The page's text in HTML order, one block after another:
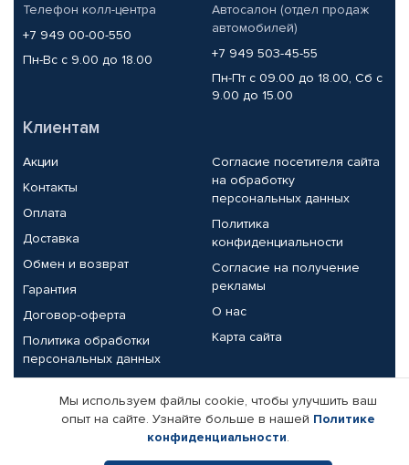
Телефон колл-центра
+7 949 00-00-550
Пн-Вс с 9.00 до 18.00
Автосалон (отдел продаж
автомобилей)
+7 949 503-45-55
Пн-Пт с 09.00 до 18.00, Сб с
9.00 до 15.00
Клиентам
Акции
Контакты
Оплата
Доставка
Обмен и возврат
Гарантия
Договор-оферта
Политика обработки
персональных данных
Согласие посетителя сайта
на обработку
персональных данных
Политика
конфиденциальности
Согласие на получение
рекламы
О нас
Карта сайта
Партнерам
Корпоративным клиентам
Поставщикам
Реквизиты компании
Мы используем файлы cookie, чтобы улучшить ваш
опыт на сайте. Узнайте больше в нашей Политике
конфиденциальности.